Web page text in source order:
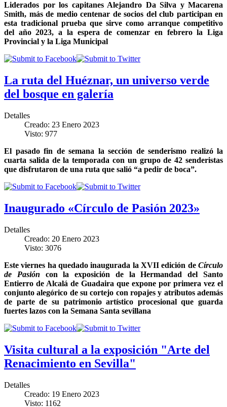
Liderados por los capitanes Alejandro Da Silva y Macarena
Smith, más de medio centenar de socios del club participan en
esta tradicional prueba que sirve como arranque competitivo
del año 2023, a la espera de comenzar en febrero la Liga
Provincial y la Liga Municipal
La ruta del Huéznar, un universo verde
del bosque en galería
Detalles
Creado: 23 Enero 2023
Visto: 977
El pasado fin de semana la sección de senderismo realizó la
cuarta salida de la temporada con un grupo de 42 senderistas
que disfrutaron de una ruta que salió “a pedir de boca”.
Inaugurado «Círculo de Pasión 2023»
Detalles
Creado: 20 Enero 2023
Visto: 3076
Este viernes ha quedado inaugurada la XVII edición de Círculo
de Pasión con la exposición de la Hermandad del Santo
Entierro de Alcalá de Guadaira que expone por primera vez el
conjunto alegórico de su cortejo con ropajes y atributos además
de parte de su patrimonio artístico procesional que guarda
fuertes lazos con la Semana Santa sevillana
Visita cultural a la exposición "Arte del
Renacimiento en Sevilla"
Detalles
Creado: 19 Enero 2023
Visto: 1162